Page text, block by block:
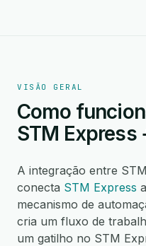
VISÃO GERAL
Como
STM Express
A integração entre
conecta STM Express a
mecanismo de
cria um fluxo de
um gatilho no STM